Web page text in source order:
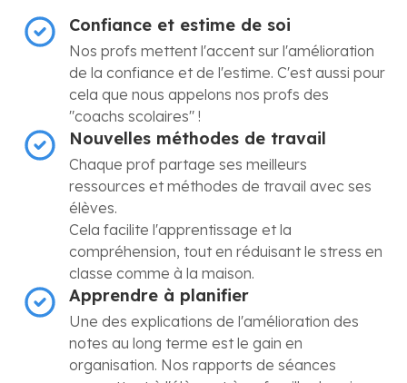
Confiance et estime de soi
Nos profs mettent l'accent sur l'amélioration
de la confiance et de l'estime. C'est aussi pour
cela que nous appelons nos profs des
"coachs scolaires" !
Nouvelles méthodes de travail
Chaque prof partage ses meilleurs
ressources et méthodes de travail avec ses
élèves.
Cela facilite l'apprentissage et la
compréhension, tout en réduisant le stress en
classe comme à la maison.
Apprendre à planifier
Une des explications de l'amélioration des
notes au long terme est le gain en
organisation. Nos rapports de séances